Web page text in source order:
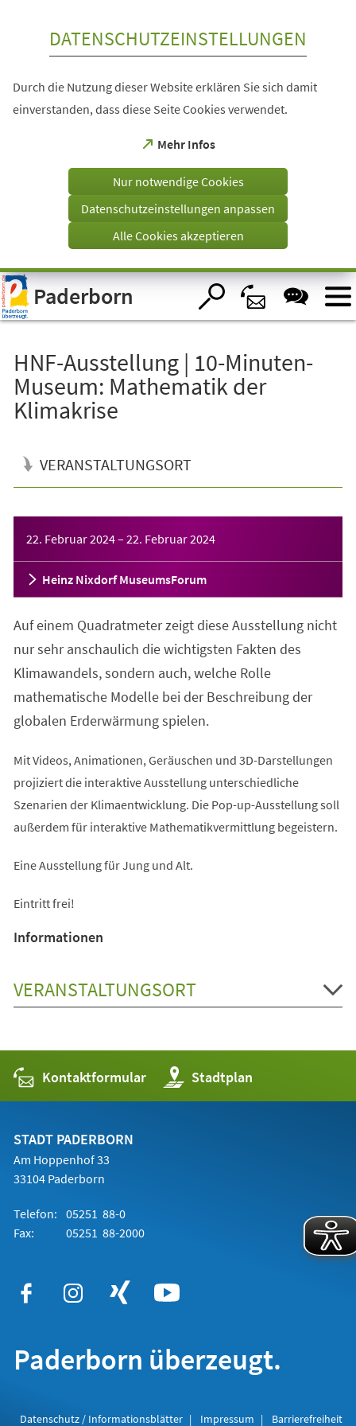
Visuelle
Assistenzsoftware
öffnen.
DATENSCHUTZEINSTELLUNGEN
Durch die Nutzung dieser Website erklären Sie sich damit
einverstanden, dass diese Seite Cookies verwendet.
Mehr Infos
(Öffnet
einem
Tab)
Nur notwendige Cookies
Datenschutzeinstellungen anpassen
Alle Cookies akzeptieren
Paderborn
HNF-Ausstellung | 10-Minuten-
Museum: Mathematik der
Klimakrise
VERANSTALTUNGSORT
22. Februar 2024– 22. Februar 2024
Heinz Nixdorf MuseumsForum
Auf einem Quadratmeter zeigt diese Ausstellung nicht
nur sehr anschaulich die wichtigsten Fakten des
Klimawandels, sondern auch, welche Rolle
mathematische Modelle bei der Beschreibung der
globalen Erderwärmung spielen.
Mit Videos, Animationen, Geräuschen und 3D-Darstellungen
projiziert die interaktive Ausstellung unterschiedliche
Szenarien der Klimaentwicklung. Die Pop-up-Ausstellung soll
außerdem für interaktive Mathematikvermittlung begeistern.
Eine Ausstellung für Jung und Alt.
Eintritt frei!
Informationen
VERANSTALTUNGSORT
Kontaktformular Stadtplan
(Öffnet
in
einem
STADT PADERBORN
Am Hoppenhof 33
33104 Paderborn
Telefon: 05251 88-0
Fax:
05251 88-2000
Paderborn überzeugt.
Datenschutz / Informationsblätter Impressum
Barrierefreiheit